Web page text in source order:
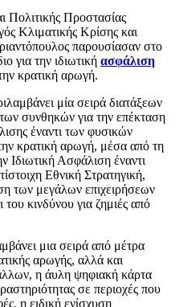
Πολιτικής Προστασίας
Κλιματικής Κρίσης και
παρουσίασαν στο
για την ιδιωτική ασφάλιση
κρατική αρωγή.
μία σειρά διατάξεων
συνθηκών για την επέκταση
έναντι των φυσικών
κρατική αρωγή, μέσα από τη
Ιδιωτική Ασφάλιση έναντι
Εθνική Στρατηγική,
των μεγάλων επιχειρήσεων
κινδύνου για ζημιές από
μια σειρά από μέτρα
αρωγής, αλλά και
η άυλη ψηφιακή κάρτα
σε περιοχές που
η ειδική ενίσχυση